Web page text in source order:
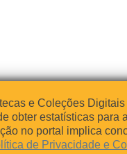
e Coleções
obter estatísticas para
no portal implica
de Privacidade e